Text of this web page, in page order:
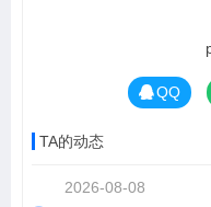
QQ
TA的动态
2026-08-08